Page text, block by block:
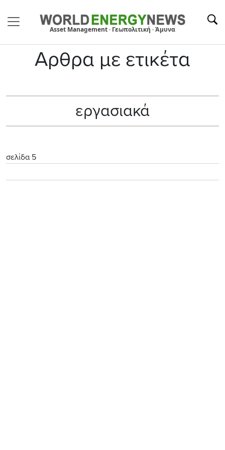
Asset Management · Γεωπολιτική · Άμυνα
Αρθρα με ετικέτα
εργασιακά
σελίδα 5